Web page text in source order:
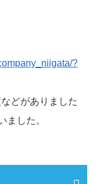
?
どがありました
ました。